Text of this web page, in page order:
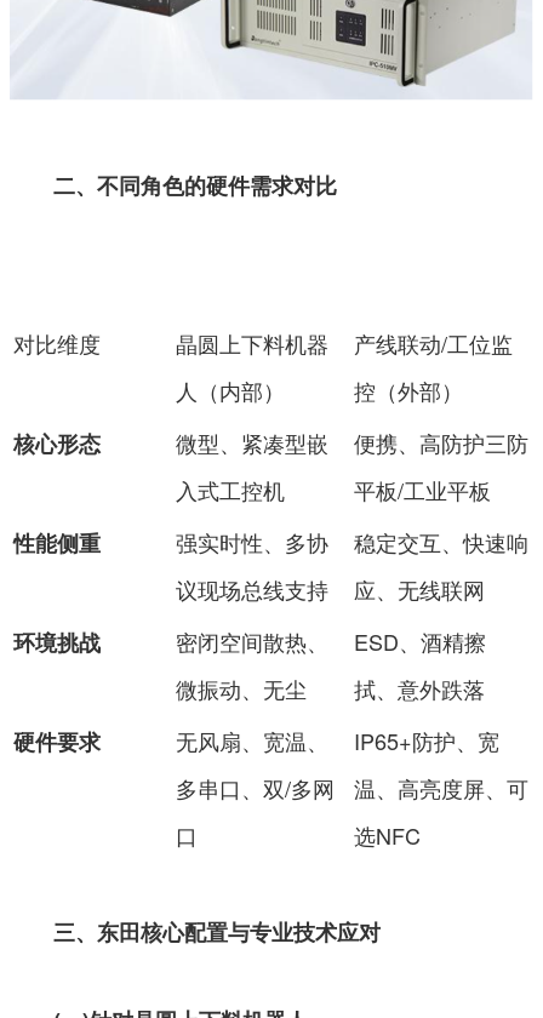
二、不同角色的硬件需求对比
对比维度
晶圆上下料机器
人（内部）
产线联动/工位监
控（外部）
核心形态
微型、紧凑型嵌
入式工控机
便携、高防护三防
平板/工业平板
性能侧重
强实时性、多协
议现场总线支持
稳定交互、快速响
应、无线联网
环境挑战
密闭空间散热、
微振动、无尘
ESD、酒精擦
拭、意外跌落
硬件要求
无风扇、宽温、
多串口、双/多网
口
IP65+防护、宽
温、高亮度屏、可
选NFC
三、东田核心配置与专业技术应对